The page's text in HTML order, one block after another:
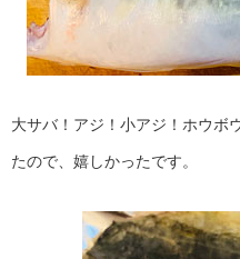
大サバ！アジ！小アジ！ホウボ
たので、嬉しかったです。